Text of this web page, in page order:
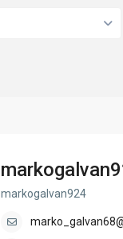
markogalvan924